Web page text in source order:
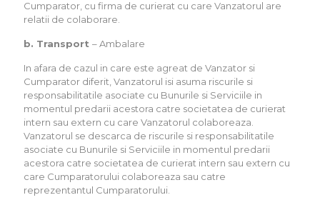
Cumparator, cu firma de curierat cu care Vanzatorul are
relatii de colaborare.
b. Transport – Ambalare
In afara de cazul in care este agreat de Vanzator si
Cumparator diferit, Vanzatorul isi asuma riscurile si
responsabilitatile asociate cu Bunurile si Serviciile in
momentul predarii acestora catre societatea de curierat
intern sau extern cu care Vanzatorul colaboreaza.
Vanzatorul se descarca de riscurile si responsabilitatile
asociate cu Bunurile si Serviciile in momentul predarii
acestora catre societatea de curierat intern sau extern cu
care Cumparatorului colaboreaza sau catre
reprezentantul Cumparatorului.